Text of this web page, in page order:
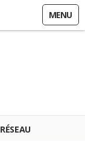
MENU
RÉSEAU